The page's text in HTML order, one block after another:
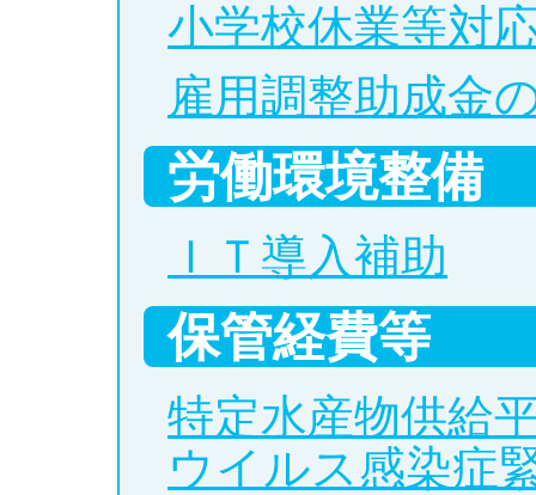
小学校休業等対
雇用調整助成金
労働環境整備
ＩＴ導入補助
保管経費等
特定水産物供給
ウイルス感染症